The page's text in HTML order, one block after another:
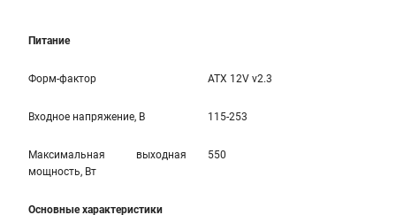
Питание
Форм-фактор ATX 12V v2.3
Входное напряжение, В 115-253
Максимальная выходная
мощность, Вт
550
Основные характеристики